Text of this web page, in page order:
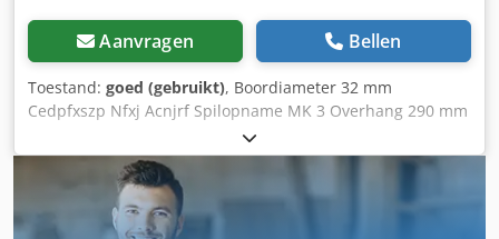
Aanvragen Bellen
Toestand: goed (gebruikt), Boordiameter 32 mm
Cedpfxszp Nfxj Acnjrf Spilopname MK 3 Overhang 290 mm
Slag van de pinole 160 mm Tafelafmetingen 510 x 300 mm
Diameter kolom 115 mm Voeding via draaiknop
Spiltoerental 55 - 1450 tpm, traploos Motorvermogen 0,9
en 1,3 kW, poolomschakelbaar Netaansluiting 380 volt, 50
Hz Spiltoerental via 2 versnellingen, 2 motortoerentallen